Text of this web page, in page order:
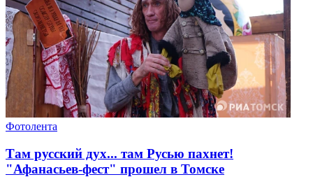
Фотолента
Там русский дух... там Русью пахнет!
"Афанасьев-фест" прошел в Томске